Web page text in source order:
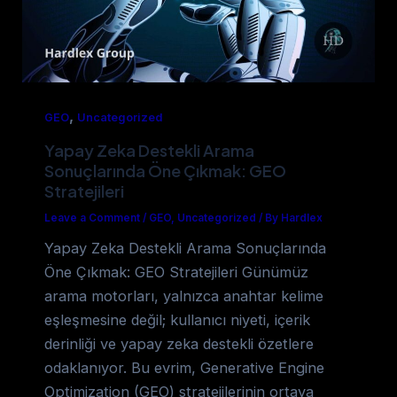
GEO, Uncategorized
Yapay Zeka Destekli Arama
Sonuçlarında Öne Çıkmak: GEO
Stratejileri
Leave a Comment / GEO, Uncategorized / By Hardlex
Yapay Zeka Destekli Arama Sonuçlarında
Öne Çıkmak: GEO Stratejileri Günümüz
arama motorları, yalnızca anahtar kelime
eşleşmesine değil; kullanıcı niyeti, içerik
derinliği ve yapay zeka destekli özetlere
odaklanıyor. Bu evrim, Generative Engine
Optimization (GEO) stratejilerinin ortaya